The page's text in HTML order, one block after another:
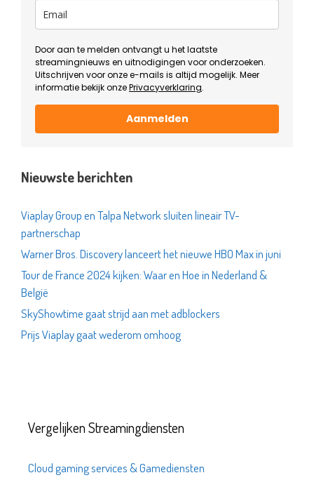
Door aan te melden ontvangt u het laatste
streamingnieuws en uitnodigingen voor onderzoeken.
Uitschrijven voor onze e-mails is altijd mogelijk. Meer
informatie bekijk onzePrivacyverklaring.
Aanmelden
Nieuwste berichten
Viaplay Group en Talpa Network sluiten lineair TV-
partnerschap
Warner Bros. Discovery lanceert het nieuwe HBO Max in juni
Tour de France 2024 kijken: Waar en Hoe in Nederland &
België
SkyShowtime gaat strijd aan met adblockers
Prijs Viaplay gaat wederom omhoog
Vergelijken Streamingdiensten
Cloud gaming services & Gamediensten